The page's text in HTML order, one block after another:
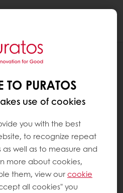
SEURAAVA SUKUPOLVI
TO PURATOS
use of cookies
you with the best
to recognize repeat
well as to measure and
more about cookies,
them, view ourcookie
all cookies" you